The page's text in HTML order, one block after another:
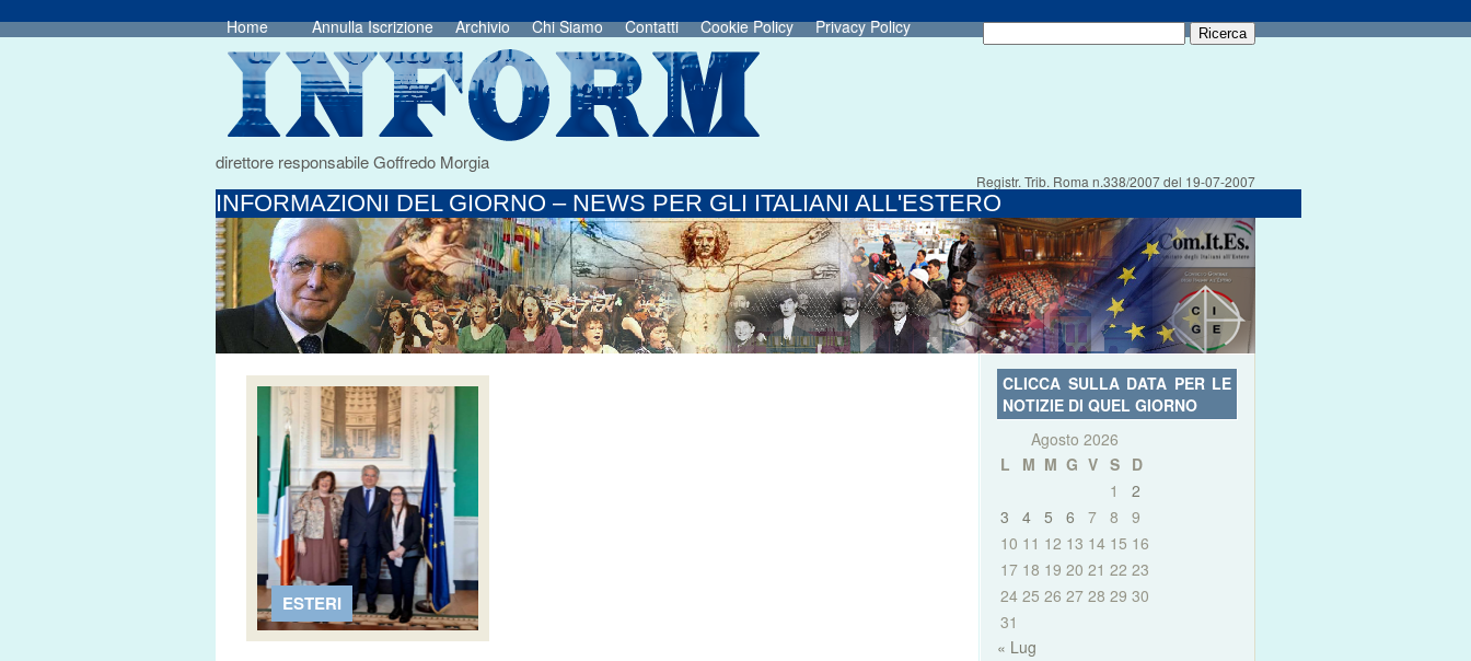
Home Annulla Iscrizione Archivio Chi Siamo Contatti Cookie Policy Privacy Policy
direttore responsabile Goffredo Morgia
Registr. Trib. Roma n.338/2007 del 19-07-2007
INFORMAZIONI DEL GIORNO – NEWS PER GLI ITALIANI ALL'ESTERO
ESTERI
CLICCA SULLA DATA PER LE
NOTIZIE DI QUEL GIORNO
Agosto 2026
L
M M G V S D
1
2
3
4 5 6 7 8
9
10 11 12 13 14 15 16
17 18 19 20 21 22 23
24 25 26 27 28 29 30
31
« Lug